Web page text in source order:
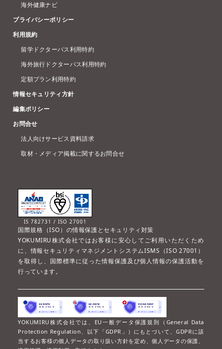
海外健康ナビ
プライバシーポリシー
利用規約
留学ドクターパス利用特約
海外旅行ドクターパス利用特約
定額プラン利用特約
情報セキュリティ方針
編集ポリシー
お問合せ
法人向けサービス資料請求
取材・メディア掲載に関するお問合せ
IS 782731 / ISO 27001
国際規格（ISO）の情報保護とセキュリティ対策
YOKUMIRU株式会社ではお客様に安心してご利用いただくため
に、情報セキュリティマネジメントシステムISMS（ISO 27001）
を取得し、国際標準に従った情報保護及び個人情報の保護活動を
行っています。
YOKUMIRU株式会社では、EU一般データ保護規則（General Data
Protection Regulation、以下「GDPR」）にもとづいて、GDPRに該
当するお客様の個人データの取り扱い方針を定め、個人データの保護、